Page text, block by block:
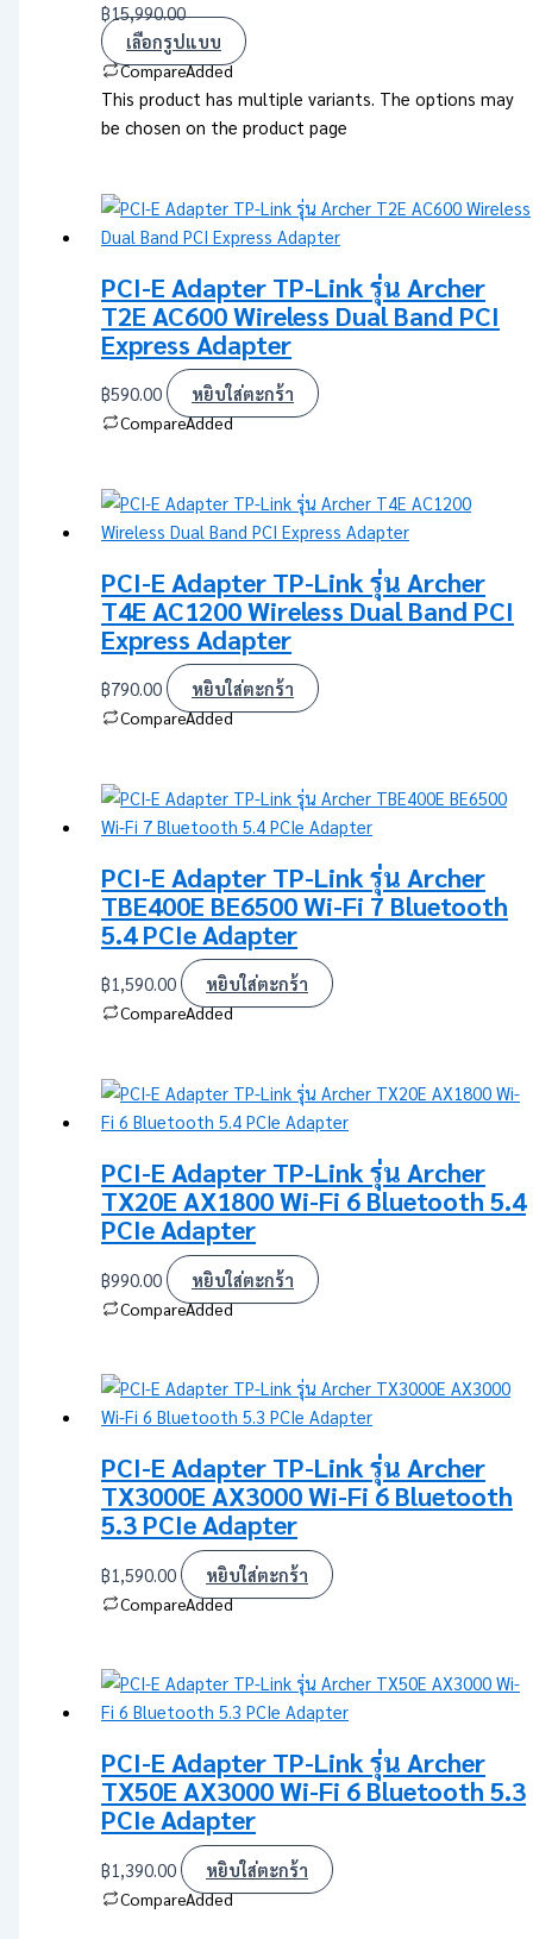
฿15,990.00
เลือกรูปแบบ
CompareAdded
This product has multiple variants. The options may
be chosen on the product page
PCI-E Adapter TP-Link รุ่น Archer
T2E AC600 Wireless Dual Band PCI
Express Adapter
฿590.00 หยิบใส่ตะกร้า
CompareAdded
PCI-E Adapter TP-Link รุ่น Archer
T4E AC1200 Wireless Dual Band PCI
Express Adapter
฿790.00 หยิบใส่ตะกร้า
CompareAdded
PCI-E Adapter TP-Link รุ่น Archer
TBE400E BE6500 Wi-Fi 7 Bluetooth
5.4 PCIe Adapter
฿1,590.00 หยิบใส่ตะกร้า
CompareAdded
PCI-E Adapter TP-Link รุ่น Archer
TX20E AX1800 Wi-Fi 6 Bluetooth 5.4
PCIe Adapter
฿990.00 หยิบใส่ตะกร้า
CompareAdded
PCI-E Adapter TP-Link รุ่น Archer
TX3000E AX3000 Wi-Fi 6 Bluetooth
5.3 PCIe Adapter
฿1,590.00 หยิบใส่ตะกร้า
CompareAdded
PCI-E Adapter TP-Link รุ่น Archer
TX50E AX3000 Wi-Fi 6 Bluetooth 5.3
PCIe Adapter
฿1,390.00 หยิบใส่ตะกร้า
CompareAdded